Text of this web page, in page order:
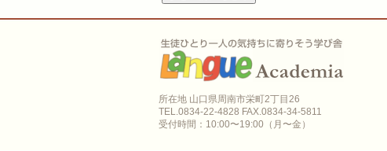
所在地 山口県周南市栄町2丁目26
TEL.0834-22-4828 FAX.0834-34-5811
受付時間：10:00〜19:00（月〜金）